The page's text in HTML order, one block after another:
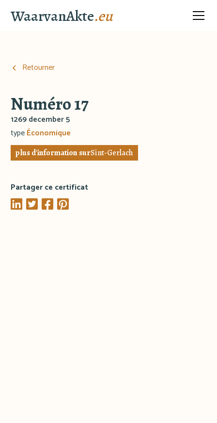
WaarvanAkte.eu
Retourner
Numéro 17
1269 december 5
typeÉconomique
plus d'information surSint-Gerlach
Partager ce certificat